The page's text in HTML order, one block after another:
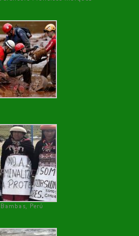
Bambas, Perú